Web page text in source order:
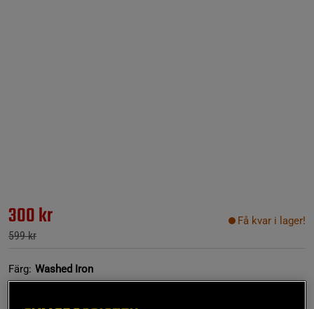
300 kr
599 kr
Få kvar i lager!
Färg: Washed Iron